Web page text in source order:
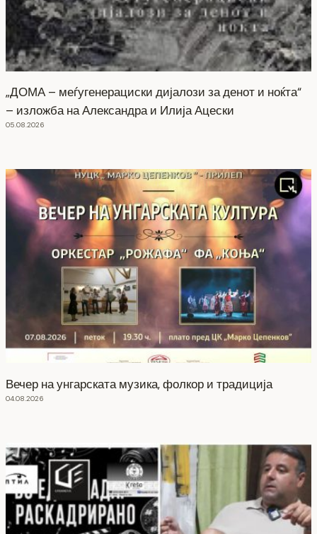
„ДОМА – меѓугенерациски дијалози за денот и ноќта“
– изложба на Александра и Илија Ацески
05.08.2026
Вечер на унгарската музика, фолкор и традиција
04.08.2026